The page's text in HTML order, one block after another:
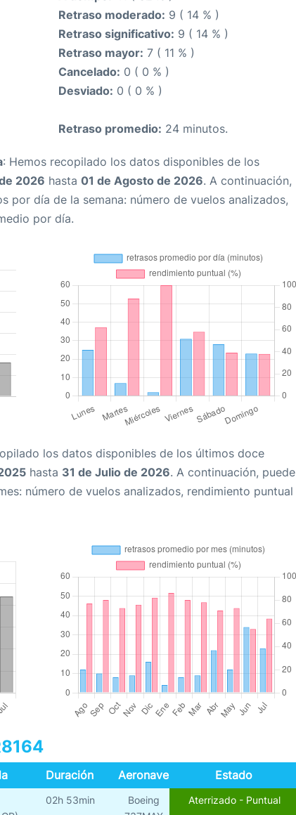
Retraso moderado: 9 ( 14 % )
Retraso significativo: 9 ( 14 % )
Retraso mayor: 7 ( 11 % )
Cancelado: 0 ( 0 % )
Desviado: 0 ( 0 % )
Retraso promedio: 24 minutos.
: Hemos recopilado los datos disponibles de los
2026 hasta 01 de Agosto de 2026. A continuación,
por día de la semana: número de vuelos analizados,
por día.
los datos disponibles de los últimos doce
hasta 31 de Julio de 2026. A continuación, puede
número de vuelos analizados, rendimiento puntual
Duración Aeronave Estado
02h 53min
Boeing
Aterrizado - Puntual